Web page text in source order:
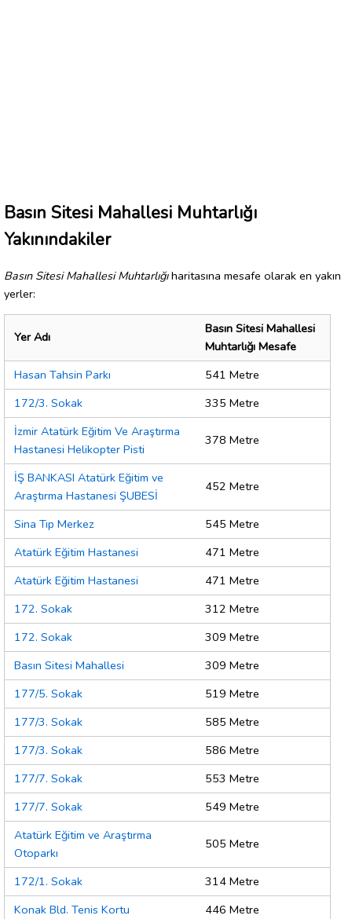
Basın Sitesi Mahallesi Muhtarlığı
Yakınındakiler
Basın Sitesi Mahallesi Muhtarlığıharitasına mesafe olarak en yakın
yerler:
Yer Adı
Basın Sitesi Mahallesi
Muhtarlığı Mesafe
Hasan Tahsin Parkı
541 Metre
172/3. Sokak
335 Metre
İzmir Atatürk Eğitim Ve Araştırma
Hastanesi Helikopter Pisti
378 Metre
İŞ BANKASI Atatürk Eğitim ve
Araştırma Hastanesi ŞUBESİ
452 Metre
Sina Tıp Merkez
545 Metre
Atatürk Eğitim Hastanesi
471 Metre
Atatürk Eğitim Hastanesi
471 Metre
172. Sokak
312 Metre
172. Sokak
309 Metre
Basın Sitesi Mahallesi
309 Metre
177/5. Sokak
519 Metre
177/3. Sokak
585 Metre
177/3. Sokak
586 Metre
177/7. Sokak
553 Metre
177/7. Sokak
549 Metre
Atatürk Eğitim ve Araştırma
Otoparkı
505 Metre
172/1. Sokak
314 Metre
Konak Bld. Tenis Kortu
446 Metre